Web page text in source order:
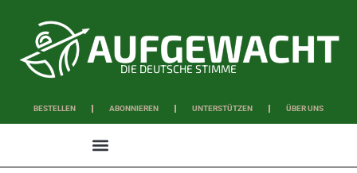
DIE DEUTSCHE STIMME
BESTELLEN ABONNIEREN UNTERSTÜTZEN ÜBER UNS